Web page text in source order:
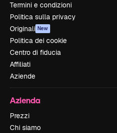
Termini e condizioni
Politica sulla privacy
Originali New
Politica dei cookie
Centro di fiducia
Affiliati
Aziende
Azienda
Prezzi
Chi siamo